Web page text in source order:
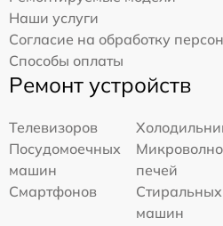
Наши услуги
Согласие на обработку
Способы оплаты
Ремонт устройств
Телевизоров
Посудомоечных
машин
печей
Смартфонов
Стиральных
машин